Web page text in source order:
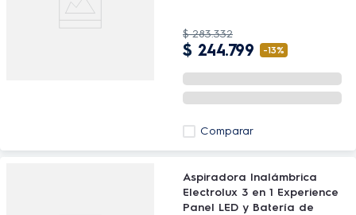
$ 283.332
$ 244.799 -13%
Comparar
Aspiradora Inalámbrica
Electrolux 3 en 1 Experience
Panel LED y Batería de